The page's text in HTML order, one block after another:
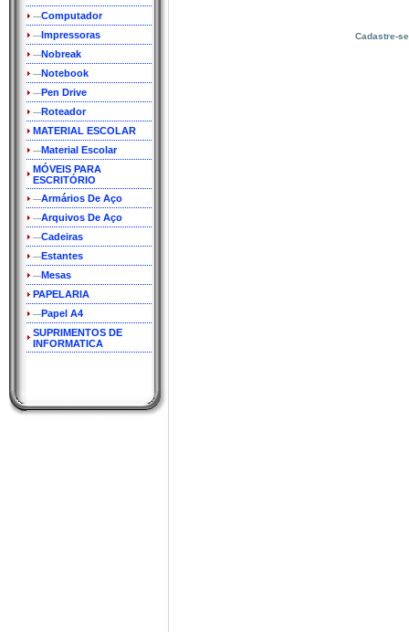
---Computador
---Impressoras
---Nobreak
---Notebook
---Pen Drive
---Roteador
MATERIAL ESCOLAR
---Material Escolar
MÓVEIS PARA
ESCRITÓRIO
---Armários De Aço
---Arquivos De Aço
---Cadeiras
---Estantes
---Mesas
PAPELARIA
---Papel A4
SUPRIMENTOS DE
INFORMATICA
Cadastre-se